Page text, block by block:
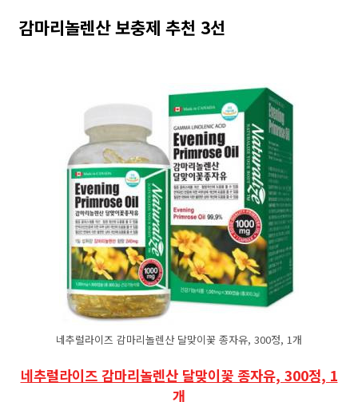
감마리놀렌산 보충제 추천 3선
네추럴라이즈 감마리놀렌산 달맞이꽃 종자유, 300정, 1개
네추럴라이즈 감마리놀렌산 달맞이꽃 종자유, 300정, 1
개